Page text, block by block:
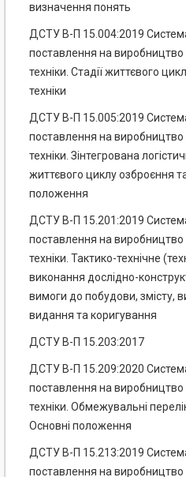
визначення понять
ДСТУ В-П 15.004:2019
поставлення на виробництво
техніки. Стадії життєвого
техніки
ДСТУ В-П 15.005:2019
поставлення на виробництво
техніки. Зінтегрована
життєвого циклу озброєння
положення
ДСТУ В-П 15.201:2019
поставлення на виробництво
техніки. Тактико-технічне
виконання дослідно-
вимоги до побудови, змісту,
видання та коригування
ДСТУ В-П 15.203:2017
ДСТУ В-П 15.209:2020
поставлення на виробництво
техніки. Обмежувальні
Основні положення
ДСТУ В-П 15.213:2019
поставлення на виробництво